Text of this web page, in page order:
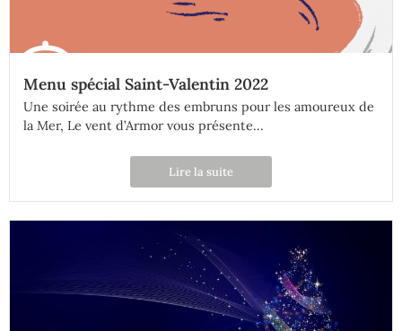
Menu spécial Saint-Valentin 2022
Une soirée au rythme des embruns pour les amoureux de
la Mer, Le vent d’Armor vous présente...
Lire la suite